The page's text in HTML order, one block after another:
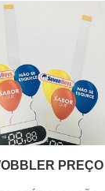
e
rótulos são
Água
dos
vez que os
como as
rótulos que
que seja
PREÇO